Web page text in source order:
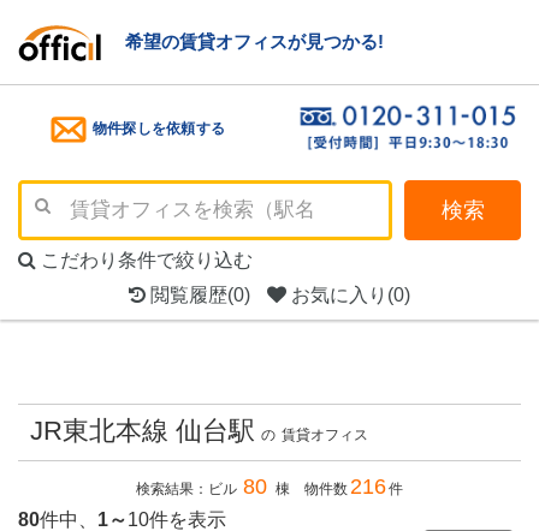
希望の賃貸オフィスが見つかる!
物件探しを依頼する
検索
こだわり条件で絞り込む
閲覧履歴(0) お気に入り (0)
JR東北本線 仙台駅 の 賃貸オフィス
検索結果：ビル 80 棟 物件数216件
80件中、 1～10件を表示